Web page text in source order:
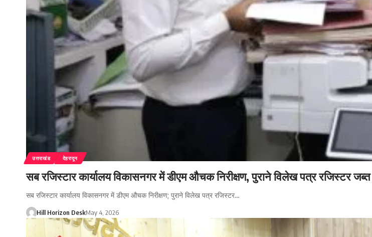
उत्तराखंड देहरादून
सब रजिस्टार कार्यालय विकासनगर में डीएम औचक निरीक्षण, पुराने विलेख पत्र रजिस्टर जब्त
सब रजिस्टार कार्यालय विकासनगर में डीएम औचक निरीक्षण; पुराने विलेख पत्र रजिस्टर…
Hill Horizon DeskMay 4, 2026